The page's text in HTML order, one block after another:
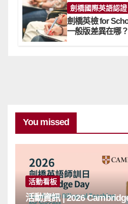
劍橋國際英語認證
劍橋英檢 for
一般版差異在哪？
You missed
活動看板
活動資訊 | 2026